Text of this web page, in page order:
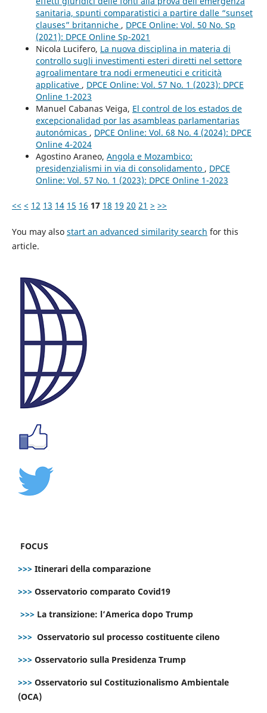
sanitaria, spunti comparatistici a partire dalle “sunset
clauses” britanniche , DPCE Online: Vol. 50 No. Sp
(2021): DPCE Online Sp-2021
Nicola Lucifero, La nuova disciplina in materia di
controllo sugli investimenti esteri diretti nel settore
agroalimentare tra nodi ermeneutici e criticità
applicative , DPCE Online: Vol. 57 No. 1 (2023): DPCE
Online 1-2023
Manuel Cabanas Veiga, El control de los estados de
excepcionalidad por las asambleas parlamentarias
autonómicas , DPCE Online: Vol. 68 No. 4 (2024): DPCE
Online 4-2024
Agostino Araneo, Angola e Mozambico:
presidenzialismi in via di consolidamento , DPCE
Online: Vol. 57 No. 1 (2023): DPCE Online 1-2023
<< < 12 13 14 15 16 17 18 19 20 21 > >>
You may also start an advanced similarity search for this
article.
FOCUS
>>> Itinerari della comparazione
>>> Osservatorio comparato Covid19
>>> La transizione: l’America dopo Trump
>>> Osservatorio sul processo costituente cileno
>>> Osservatorio sulla Presidenza Trump
>>> Osservatorio sul Costituzionalismo Ambientale
(OCA)